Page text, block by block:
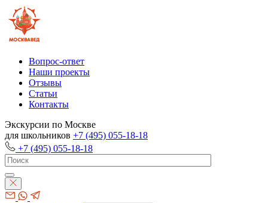
Вопрос-ответ
Наши проекты
Отзывы
Статьи
Контакты
Экскурсии по Москве
для школьников +7 (495) 055-18-18
+7 (495) 055-18-18